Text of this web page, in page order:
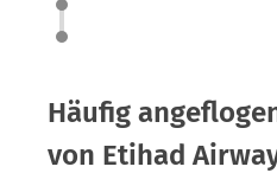
Häufig
von Etihad